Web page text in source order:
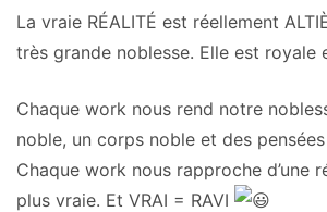
La vraie RÉALITÉ est réellement
très grande noblesse. Elle est royale
Chaque work nous rend notre
noble, un corps noble et des
Chaque work nous rapproche d’une
plus vraie. Et VRAI = RAVI